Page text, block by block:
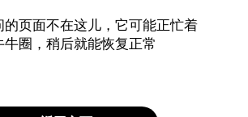
的页面不在这儿，它可能正忙着
牛圈，稍后就能恢复正常